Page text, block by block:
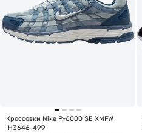
Кроссовки Nike P-6000 SE XMFW
IH3646-499